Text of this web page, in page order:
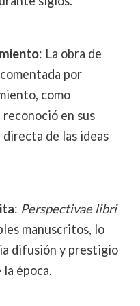
: La obra de
por
como
en sus
de las ideas
: Perspectivae libri
manuscritos, lo
difusión y prestigio
época.